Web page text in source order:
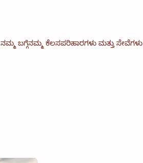
ನಮ್ಮ ಬಗ್ಗೆನಮ್ಮ ಕೆಲಸಪರಿಹಾರಗಳು ಮತ್ತು ಸೇವೆಗಳು